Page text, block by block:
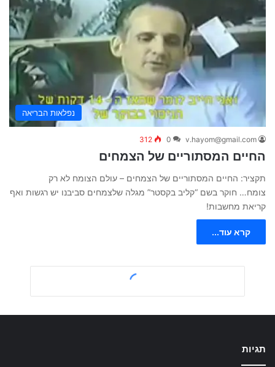
נפלאות הבריאה
v.hayom@gmail.com
0
312
החיים המסתוריים של הצמחים
תקציר: החיים המסתוריים של הצמחים – עולם הצומח לא רק
צומח… חוקר בשם “קליב בקסטר” מגלה שלצמחים סביבנו יש רגשות ואף
קריאת מחשבות!
קרא עוד...
תגיות